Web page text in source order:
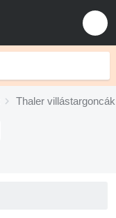
Thaler villástargoncák